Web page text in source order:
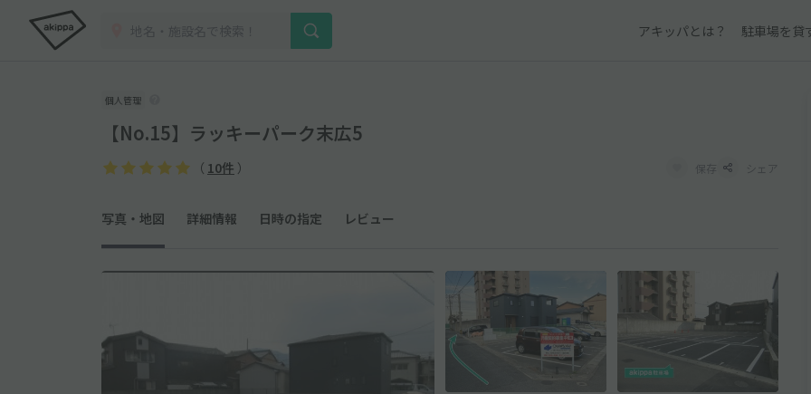
アキッパとは？ 駐車場を貸
個人管理
【No.15】ラッキーパーク末広5
（ 10件 ） 保存 シェア
写真・地図 詳細情報 日時の指定 レビュー